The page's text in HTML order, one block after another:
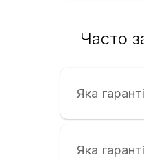
Часто
Яка
Яка